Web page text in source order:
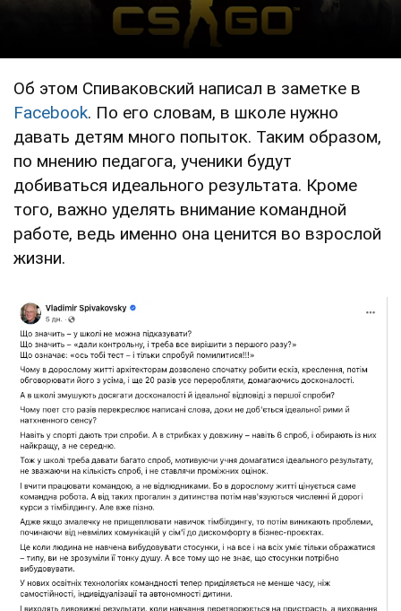
Об этом Спиваковский написал в заметке в
Facebook. По его словам, в школе нужно
давать детям много попыток. Таким образом,
по мнению педагога, ученики будут
добиваться идеального результата. Кроме
того, важно уделять внимание командной
работе, ведь именно она ценится во взрослой
жизни.